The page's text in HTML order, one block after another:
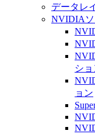
データレ
NVIDIA
ショ
ョン